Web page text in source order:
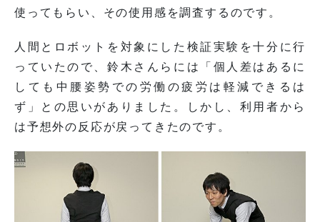
使ってもらい、その使用感を調査するのです。
人間とロボットを対象にした検証実験を十分に行
っていたので、鈴木さんらには「個人差はあるに
しても中腰姿勢での労働の疲労は軽減できるは
ず」との思いがありました。しかし、利用者から
は予想外の反応が戻ってきたのです。